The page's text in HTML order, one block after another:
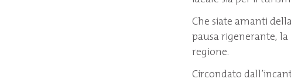
Che siate amanti
pausa rigenerante,
regione.
Circondato